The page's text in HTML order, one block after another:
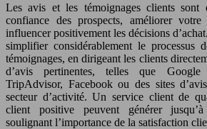
Les avis et les témoignages clients sont
confiance des prospects, améliorer
influencer positivement les décisions
simplifier considérablement le processus
témoignages, en dirigeant les clients
d’avis pertinentes, telles que
TripAdvisor, Facebook ou des sites
secteur d’activité. Un service client de
client positive peuvent générer
soulignant l’importance de la satisfaction